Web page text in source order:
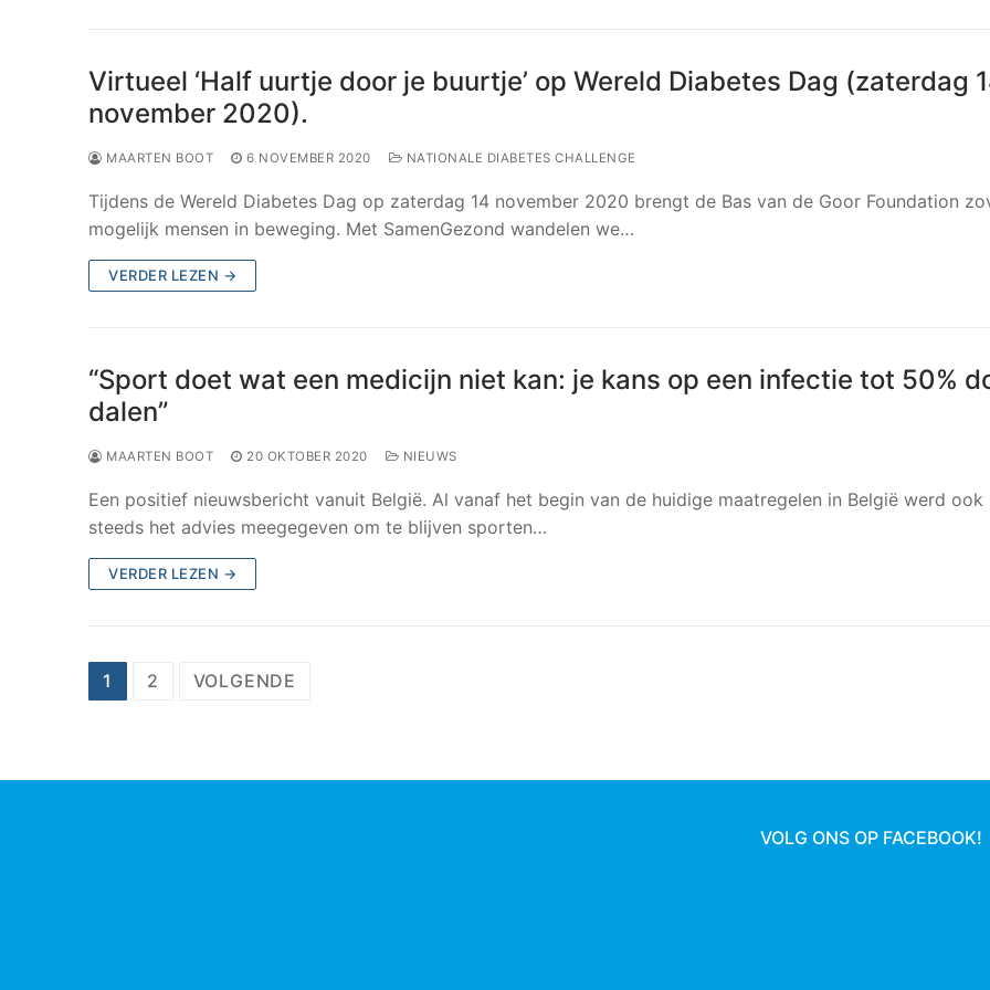
Virtueel ‘Half uurtje door je buurtje’ op Wereld Diabetes Dag (zaterdag
november 2020).
MAARTEN BOOT 6 NOVEMBER 2020 NATIONALE DIABETES CHALLENGE
Tijdens de Wereld Diabetes Dag op zaterdag 14 november 2020 brengt de Bas van de Goor Foundation
mogelijk mensen in beweging. Met SamenGezond wandelen we…
VERDER LEZEN →
“Sport doet wat een medicijn niet kan: je kans op een infectie tot 50%
dalen”
MAARTEN BOOT 20 OKTOBER 2020 NIEUWS
Een positief nieuwsbericht vanuit België. Al vanaf het begin van de huidige maatregelen in België werd ook
steeds het advies meegegeven om te blijven sporten…
VERDER LEZEN →
Berichtnavigatie
1 2 VOLGENDE
VOLG ONS OP FACEBOOK!